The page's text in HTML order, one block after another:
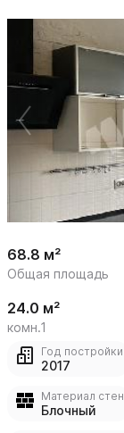
68.8 м²
Общая площадь
24.0 м²
комн.1
Год постройки
2017
Материал стен
Блочный